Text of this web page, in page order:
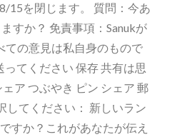
15を閉じます。 質問：今あ
すか？ 免責事項：Sanukが
ての意見は私自身のもので
てください 保存 共有は思
ア つぶやき ピン シェア 郵
してください： 新しいラン
すか？これがあなたが伝え